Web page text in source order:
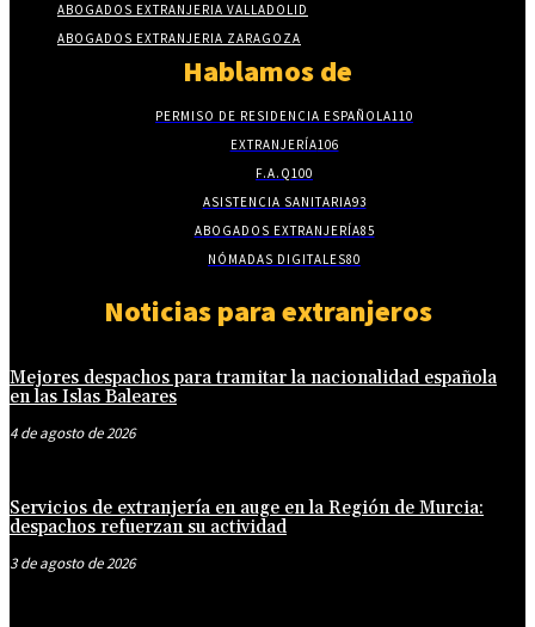
ABOGADOS EXTRANJERIA VALLADOLID
ABOGADOS EXTRANJERIA ZARAGOZA
Hablamos de
PERMISO DE RESIDENCIA ESPAÑOLA110
EXTRANJERÍA106
F.A.Q100
ASISTENCIA SANITARIA93
ABOGADOS EXTRANJERÍA85
NÓMADAS DIGITALES80
Noticias para extranjeros
Mejores despachos para tramitar la nacionalidad española
en las Islas Baleares
4 de agosto de 2026
Servicios de extranjería en auge en la Región de Murcia:
despachos refuerzan su actividad
3 de agosto de 2026